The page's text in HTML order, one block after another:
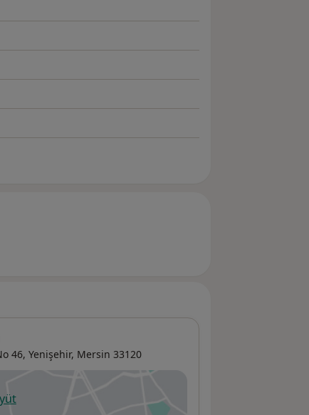
46, Yenişehir, Mersin 33120
sekmede açılır